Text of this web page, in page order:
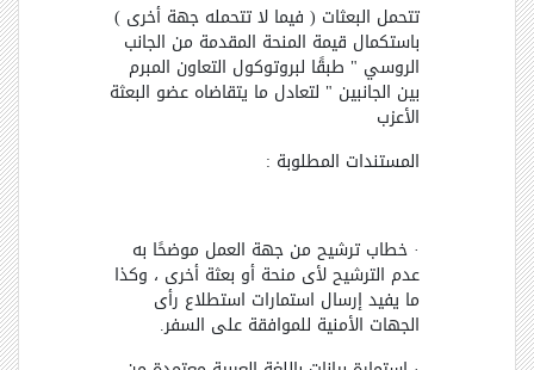
تتحمل البعثات ( فيما لا تتحمله جهة أخرى )
باستكمال قيمة المنحة المقدمة من الجانب
الروسي " طبقًا لبروتوكول التعاون المبرم
بين الجانبين " لتعادل ما يتقاضاه عضو البعثة
الأعزب
المستندات المطلوبة :
· خطاب ترشيح من جهة العمل موضحًا به
عدم الترشيح لأى منحة أو بعثة أخرى ، وكذا
ما يفيد إرسال استمارات استطلاع رأى
الجهات الأمنية للموافقة على السفر.